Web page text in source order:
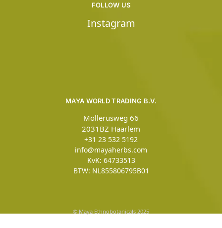
MAYA WORLD TRADING B.V.
Mollerusweg 66
2031BZ Haarlem
+31 23 532 5192
info@mayaherbs.com
KvK: 64733513
BTW: NL855806795B01
FOLLOW US
Instagram
© Maya Ethnobotanicals 2025